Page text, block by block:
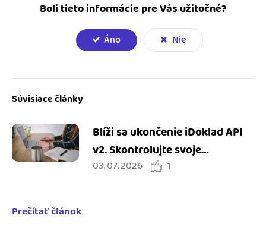
Boli tieto informácie pre Vás užitočné?
Áno Nie
Súvisiace články
Blíži sa ukončenie iDoklad API
v2. Skontrolujte svoje
integrácie
03. 07. 2026 1
Prečítať článok